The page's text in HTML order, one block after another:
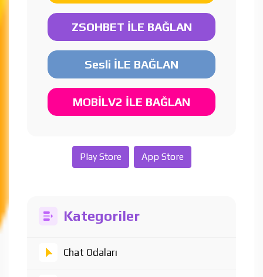
ZSOHBET İLE BAĞLAN
Sesli İLE BAĞLAN
MOBİLV2 İLE BAĞLAN
Play Store App Store
Kategoriler
Chat Odaları